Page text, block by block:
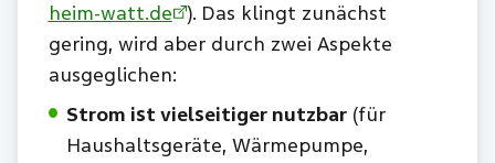
heim-watt.de
). Das klingt zunächst
gering, wird aber durch zwei Aspekte
ausgeglichen:
Strom ist vielseitiger nutzbar(für
Haushaltsgeräte, Wärmepumpe,